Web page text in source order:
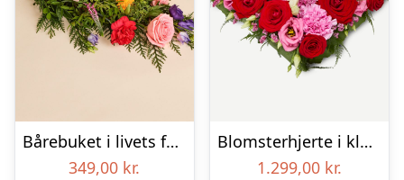
Bårebuket i livets farver
349,00 kr.
Blomsterhjerte i klassisk stil – pink
1.299,00 kr.